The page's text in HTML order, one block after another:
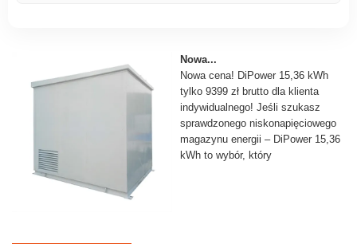
Nowa...
Nowa cena! DiPower 15,36 kWh
tylko 9399 zł brutto dla klienta
indywidualnego! Jeśli szukasz
sprawdzonego niskonapięciowego
magazynu energii – DiPower 15,36
kWh to wybór, który